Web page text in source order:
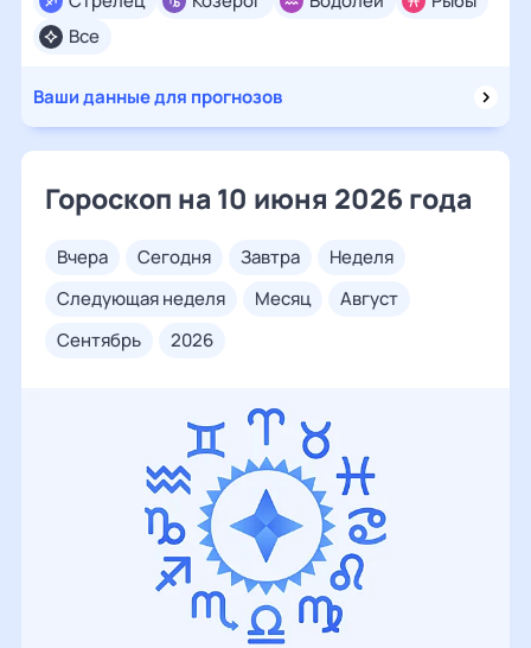
Все
Ваши данные для прогнозов
Гороскоп на 10 июня 2026 года
вчера сегодня завтра
неделя
следующая неделя
месяц
август
сентябрь
2026